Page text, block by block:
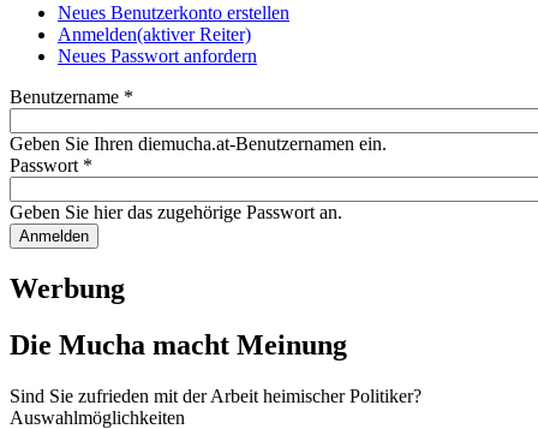
Neues Benutzerkonto erstellen
Anmelden(aktiver Reiter)
Neues Passwort anfordern
Benutzername *
Geben Sie Ihren diemucha.at-Benutzernamen ein.
Passwort *
Geben Sie hier das zugehörige Passwort an.
Werbung
Die Mucha macht Meinung
Sind Sie zufrieden mit der Arbeit heimischer Politiker?
Auswahlmöglichkeiten